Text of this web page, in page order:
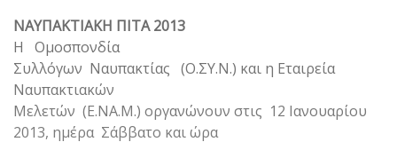
ΝΑΥΠΑΚΤΙΑΚΗ ΠΙΤΑ 2013
Η Ομοσπονδία
Συλλόγων Ναυπακτίας (Ο.ΣΥ.Ν.) και η Εταιρεία
Ναυπακτιακών
Μελετών (Ε.ΝΑ.Μ.) οργανώνουν στις 12 Ιανουαρίου
2013, ημέρα Σάββατο και ώρα